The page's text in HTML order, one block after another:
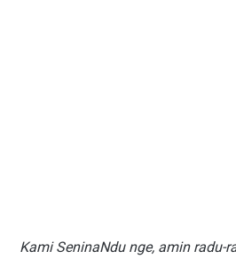
Kami SeninaNdu nge, amin radu-